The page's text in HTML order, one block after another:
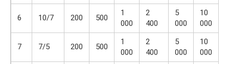
6 10/7 200 500
1
000
2
400
5
000
10
000
7 7/5 200 500
1
000
2
400
5
000
10
000